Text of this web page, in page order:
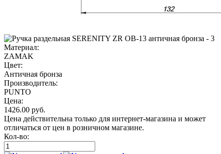
Материал:
ZAMAK
Цвет:
Античная бронза
Производитель:
PUNTO
Цена:
1426.00 руб.
Цена действительна только для интернет-магазина и может
отличаться от цен в розничном магазине.
Кол-во: